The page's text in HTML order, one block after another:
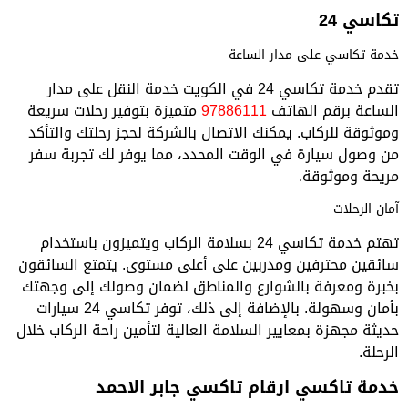
تكاسي 24
خدمة تكاسي على مدار الساعة
تقدم خدمة تكاسي 24 في الكويت خدمة النقل على مدار
الساعة برقم الهاتف97886111متميزة بتوفير رحلات سريعة
وموثوقة للركاب. يمكنك الاتصال بالشركة لحجز رحلتك والتأكد
من وصول سيارة في الوقت المحدد، مما يوفر لك تجربة سفر
مريحة وموثوقة.
آمان الرحلات
تهتم خدمة تكاسي 24 بسلامة الركاب ويتميزون باستخدام
سائقين محترفين ومدربين على أعلى مستوى. يتمتع السائقون
بخبرة ومعرفة بالشوارع والمناطق لضمان وصولك إلى وجهتك
بأمان وسهولة. بالإضافة إلى ذلك، توفر تكاسي 24 سيارات
حديثة مجهزة بمعايير السلامة العالية لتأمين راحة الركاب خلال
الرحلة.
خدمة تاكسي ارقام تاكسي جابر الاحمد